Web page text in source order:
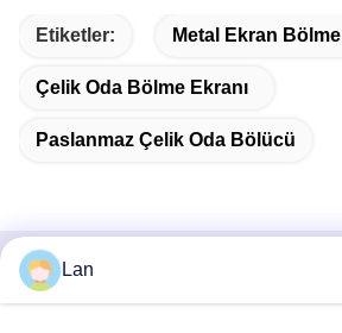
Etiketler: Metal Ekran Bölme
Çelik Oda Bölme Ekranı
Paslanmaz Çelik Oda Bölücü
Hızlı iletişim
Lan